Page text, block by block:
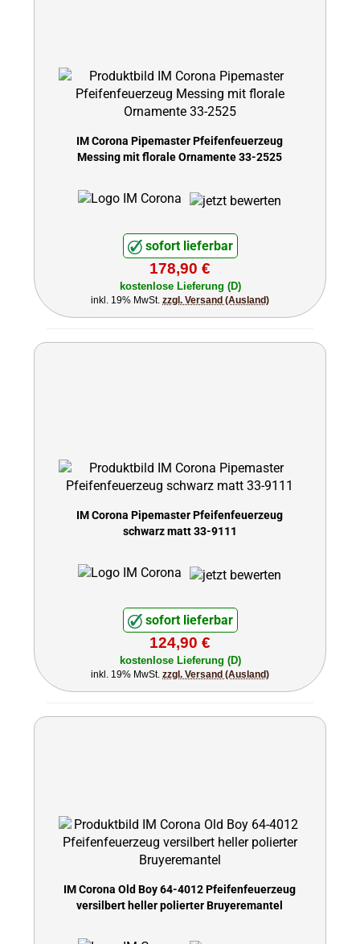
IM Corona Pipemaster Pfeifenfeuerzeug
Messing mit florale Ornamente 33-2525
sofort lieferbar
178,90 €
kostenlose Lieferung (D)
inkl. 19% MwSt. zzgl. Versand (Ausland)
IM Corona Pipemaster Pfeifenfeuerzeug
schwarz matt 33-9111
sofort lieferbar
124,90 €
kostenlose Lieferung (D)
inkl. 19% MwSt. zzgl. Versand (Ausland)
IM Corona Old Boy 64-4012 Pfeifenfeuerzeug
versilbert heller polierter Bruyeremantel